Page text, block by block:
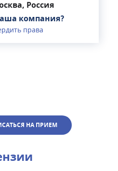
Россия
компания?
права
НА ПРИЕМ